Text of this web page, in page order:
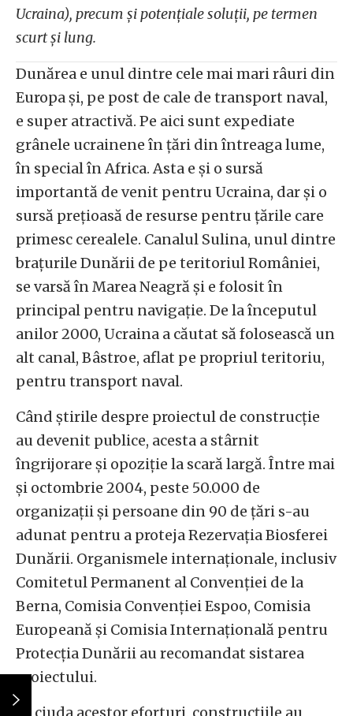
Ucraina), precum și potențiale soluții, pe termen
scurt și lung.
Dunărea e unul dintre cele mai mari râuri din
Europa și, pe post de cale de transport naval,
e super atractivă. Pe aici sunt expediate
grânele ucrainene în țări din întreaga lume,
în special în Africa. Asta e și o sursă
importantă de venit pentru Ucraina, dar și o
sursă prețioasă de resurse pentru țările care
primesc cerealele. Canalul Sulina, unul dintre
brațurile Dunării de pe teritoriul României,
se varsă în Marea Neagră și e folosit în
principal pentru navigație. De la începutul
anilor 2000, Ucraina a căutat să folosească un
alt canal, Bâstroe, aflat pe propriul teritoriu,
pentru transport naval.
Când știrile despre proiectul de construcție
au devenit publice, acesta a stârnit
îngrijorare și opoziție la scară largă. Între mai
și octombrie 2004, peste 50.000 de
organizații și persoane din 90 de țări s-au
adunat pentru a proteja Rezervația Biosferei
Dunării. Organismele internaționale, inclusiv
Comitetul Permanent al Convenției de la
Berna, Comisia Convenției Espoo, Comisia
Europeană și Comisia Internațională pentru
Protecția Dunării au recomandat sistarea
proiectului.
În ciuda acestor eforturi, construcțiile au